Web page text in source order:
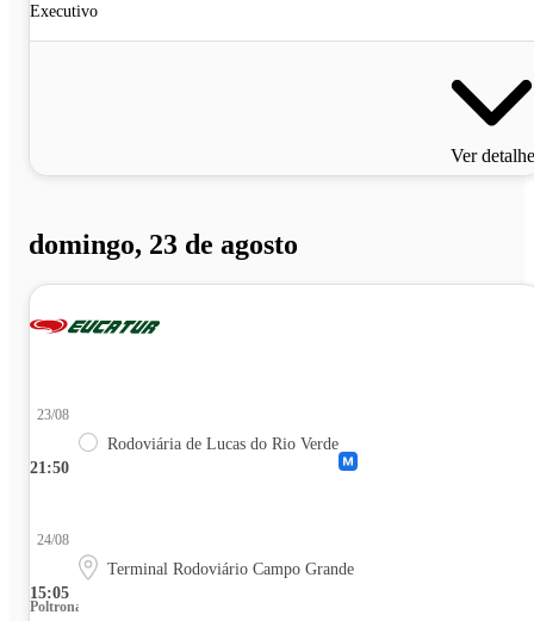
Executivo
Ver
domingo, 23 de agosto
21:50
23/08
Rodoviária de Lucas do Rio Verde
15:05
24/08
Terminal Rodoviário Campo Grande
Poltrona